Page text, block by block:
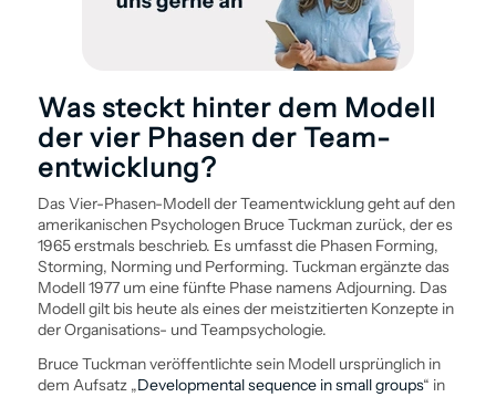
Was steckt hinter dem Modell
der vier Phasen der Team­
entwicklung?
Das Vier-Phasen-Modell der Team­entwicklung geht auf den
amerikanischen Psychologen Bruce Tuckman zurück, der es
1965 erstmals beschrieb. Es umfasst die Phasen Forming,
Storming, Norming und Performing. Tuckman ergänzte das
Modell 1977 um eine fünfte Phase namens Adjourning. Das
Modell gilt bis heute als eines der meistzitierten Konzepte in
der Organisations- und Teampsychologie.
Bruce Tuckman veröffentlichte sein Modell ursprünglich in
dem Aufsatz „Developmental sequence in small groups“ in